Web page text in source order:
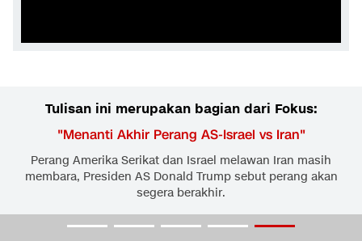
Tulisan ini merupakan bagian dari Fokus:
"Menanti Akhir Perang AS-Israel vs Iran"
Perang Amerika Serikat dan Israel melawan Iran masih
membara, Presiden AS Donald Trump sebut perang akan
segera berakhir.